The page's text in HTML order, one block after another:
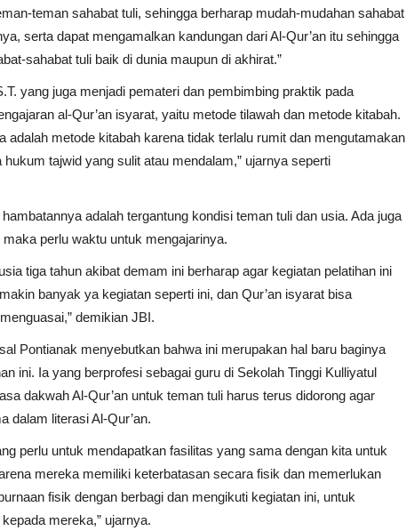
teman sahabat tuli, sehingga berharap mudah-mudahan sahabat
serta dapat mengamalkan kandungan dari Al-Qur’an itu sehingga
sahabat tuli baik di dunia maupun di akhirat.”
yang juga menjadi pemateri dan pembimbing praktik pada
al-Qur’an isyarat, yaitu metode tilawah dan metode kitabah.
adalah metode kitabah karena tidak terlalu rumit dan mengutamakan
tajwid yang sulit atau mendalam,” ujarnya seperti
adalah tergantung kondisi teman tuli dan usia. Ada juga
perlu waktu untuk mengajarinya.
tiga tahun akibat demam ini berharap agar kegiatan pelatihan ini
banyak ya kegiatan seperti ini, dan Qur’an isyarat bisa
demikian JBI.
Pontianak menyebutkan bahwa ini merupakan hal baru baginya
ini. Ia yang berprofesi sebagai guru di Sekolah Tinggi Kulliyatul
dakwah Al-Qur’an untuk teman tuli harus terus didorong agar
dalam literasi Al-Qur’an.
perlu untuk mendapatkan fasilitas yang sama dengan kita untuk
mereka memiliki keterbatasan secara fisik dan memerlukan
fisik dengan berbagi dan mengikuti kegiatan ini, untuk
mereka,” ujarnya.
Warga
PPPA Daarul Quran Surabaya